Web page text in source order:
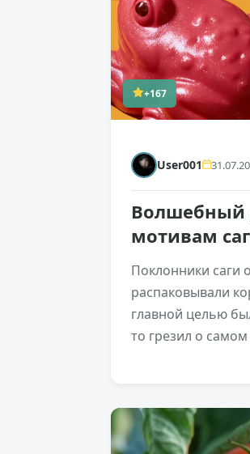
+167
User001
Волшебный
мотивам
Поклонники саги
распаковывали
главной целью
то грезил о